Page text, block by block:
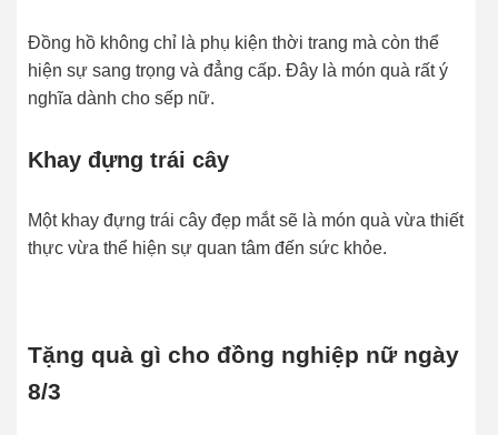
Đồng hồ không chỉ là phụ kiện thời trang mà còn thể
hiện sự sang trọng và đẳng cấp. Đây là món quà rất ý
nghĩa dành cho sếp nữ.
Khay đựng trái cây
Một khay đựng trái cây đẹp mắt sẽ là món quà vừa thiết
thực vừa thể hiện sự quan tâm đến sức khỏe.
Tặng quà gì cho đồng nghiệp nữ ngày
8/3